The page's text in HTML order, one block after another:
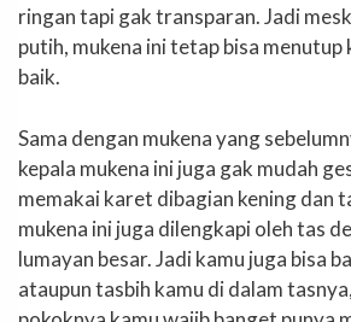
ringan tapi gak transparan. Jadi
putih, mukena ini tetap bisa menutup
baik.
Sama dengan mukena yang
kepala mukena ini juga gak mudah
memakai karet dibagian kening dan
mukena ini juga dilengkapi oleh tas
lumayan besar. Jadi kamu juga bisa
ataupun tasbih kamu di dalam